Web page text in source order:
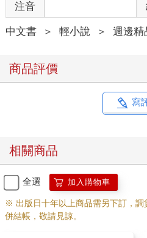
注音
中文書 ＞ 輕小說 ＞ 週邊精
商品評價
寫
相關商品
全選 加入購物車
※ 出版日十年以上商品需另下訂，調
併結帳，敬請見諒。